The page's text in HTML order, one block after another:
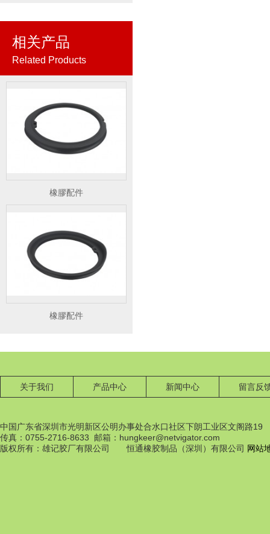
相关产品
Related Products
橡膠配件
橡膠配件
橡膠配件
关于我们 产品中心 新闻中心 留言反
中国广东省深圳市光明新区公明办事处合水口社区下朗工业区文阁路19
传真：0755-2716-8633 邮箱：hungkeer@netvigator.com
版权所有：雄记胶厂有限公司 恒通橡胶制品（深圳）有限公司 网站